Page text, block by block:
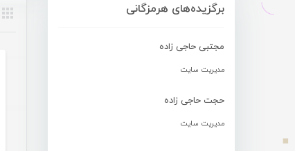
برگزیده‌های هرمزگانی
مجتبی حاجی زاده
مدیریت سایت
حجت حاجی زاده
مدیریت سایت